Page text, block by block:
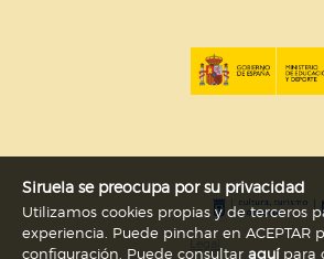
Siruela se preocupa por su privacidad
Utilizamos cookies propias y de terceros
experiencia. Puede pinchar en
configuración. Puede consultar aquípara